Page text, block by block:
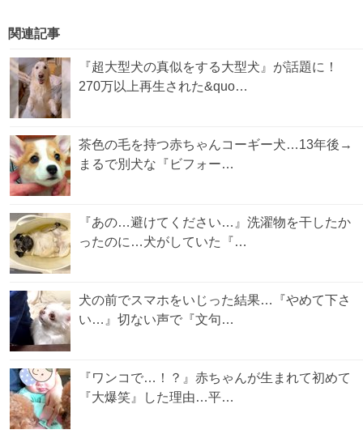
関連記事
『超大型犬の真似をする大型犬』が話題に！
270万以上再生された&quo…
茶色の毛を持つ赤ちゃんコーギー犬…13年後→
まるで別犬な『ビフォー…
『あの…避けてください…』洗濯物を干したか
ったのに…犬がしていた『…
犬の前でスマホをいじった結果…『やめて下さ
い…』切ない声で『文句…
『ワンコで…！？』赤ちゃんが生まれて初めて
『大爆笑』した理由…平…